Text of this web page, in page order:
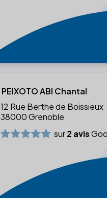
PEIXOTO ABI Chantal
12 Rue Berthe de Boissieux
38000 Grenoble
sur2 avis